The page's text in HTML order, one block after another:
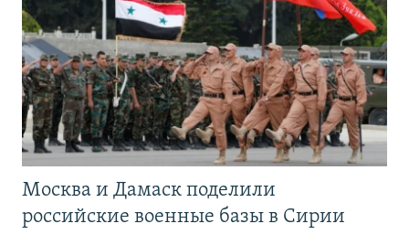
Москва и Дамаск поделили
российские военные базы в Сирии